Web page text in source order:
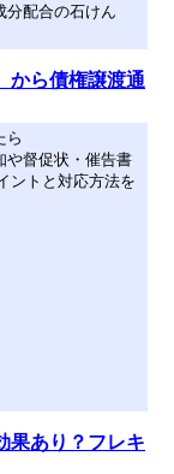
分配合の石けん
から債権譲渡通
ら
や督促状・催告書
ントと対応方法を
果あり？フレキ